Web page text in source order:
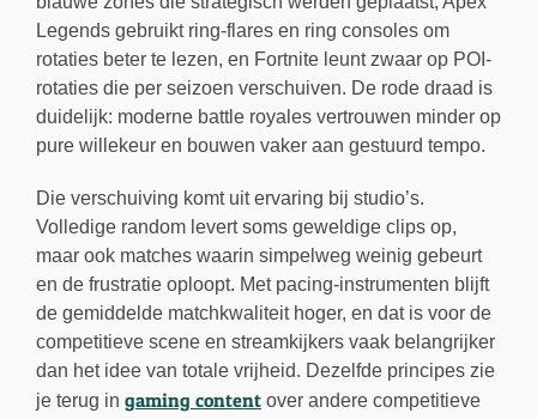
Legends gebruikt ring-flares en ring consoles om
rotaties beter te lezen, en Fortnite leunt zwaar op POI-
rotaties die per seizoen verschuiven. De rode draad is
duidelijk: moderne battle royales vertrouwen minder op
pure willekeur en bouwen vaker aan gestuurd tempo.
Die verschuiving komt uit ervaring bij studio’s.
Volledige random levert soms geweldige clips op,
maar ook matches waarin simpelweg weinig gebeurt
en de frustratie oploopt. Met pacing-instrumenten blijft
de gemiddelde matchkwaliteit hoger, en dat is voor de
competitieve scene en streamkijkers vaak belangrijker
dan het idee van totale vrijheid. Dezelfde principes zie
je terug in gaming content over andere competitieve